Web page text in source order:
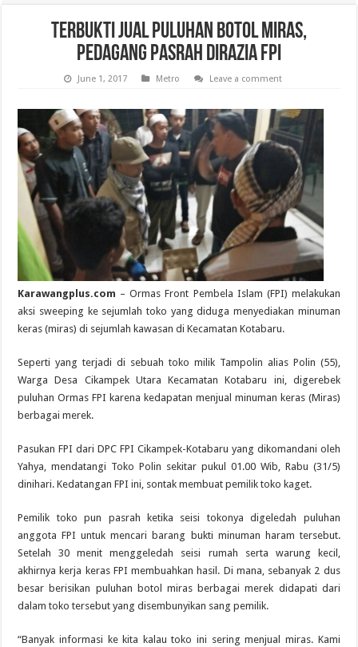
Terbukti Jual Puluhan Botol Miras,
Pedagang Pasrah Dirazia FPI
June 1, 2017 Metro Leave a comment
Karawangplus.com – Ormas Front Pembela Islam (FPI) melakukan
aksi sweeping ke sejumlah toko yang diduga menyediakan minuman
keras (miras) di sejumlah kawasan di Kecamatan Kotabaru.
Seperti yang terjadi di sebuah toko milik Tampolin alias Polin (55),
Warga Desa Cikampek Utara Kecamatan Kotabaru ini, digerebek
puluhan Ormas FPI karena kedapatan menjual minuman keras (Miras)
berbagai merek.
Pasukan FPI dari DPC FPI Cikampek-Kotabaru yang dikomandani oleh
Yahya, mendatangi Toko Polin sekitar pukul 01.00 Wib, Rabu (31/5)
dinihari. Kedatangan FPI ini, sontak membuat pemilik toko kaget.
Pemilik toko pun pasrah ketika seisi tokonya digeledah puluhan
anggota FPI untuk mencari barang bukti minuman haram tersebut.
Setelah 30 menit menggeledah seisi rumah serta warung kecil,
akhirnya kerja keras FPI membuahkan hasil. Di mana, sebanyak 2 dus
besar berisikan puluhan botol miras berbagai merek didapati dari
dalam toko tersebut yang disembunyikan sang pemilik.
“Banyak informasi ke kita kalau toko ini sering menjual miras. Kami